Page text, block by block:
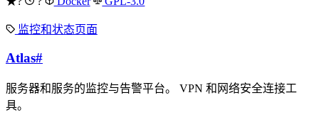
监控和状态页面
Atlas#
服务器和服务的监控与告警平台。 VPN 和网络安全连接工
具。